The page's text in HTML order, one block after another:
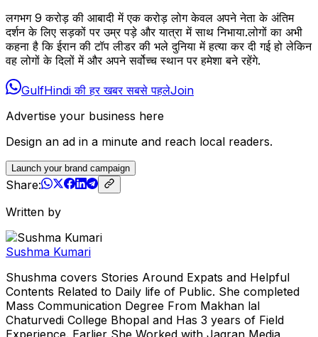
लगभग 9 करोड़ की आबादी में एक करोड़ लोग केवल अपने नेता के अंतिम
दर्शन के लिए सड़कों पर उम्र पड़े और यात्रा में साथ निभाया.लोगों का अभी
कहना है कि ईरान की टॉप लीडर की भले दुनिया में हत्या कर दी गई हो लेकिन
वह लोगों के दिलों में और अपने सर्वोच्च स्थान पर हमेशा बने रहेंगे.
GulfHindi की हर खबर सबसे पहलेJoin
Advertise your business here
Design an ad in a minute and reach local readers.
Launch your brand campaign
Share:
Written by
Sushma Kumari
Shushma covers Stories Around Expats and Helpful
Contents Related to Daily life of Public. She completed
Mass Communication Degree From Makhan lal
Chaturvedi College Bhopal and Has 3 years of Field
Experience. Earlier She Worked with Jagran Media